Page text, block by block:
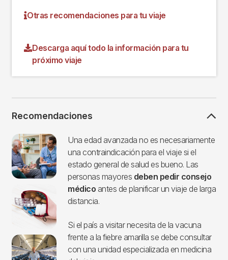
Otras recomendaciones para tu viaje
Descarga aquí todo la información para tu
próximo viaje
Recomendaciones
Imagen
Una edad avanzada no es necesariamente
una contraindicación para el viaje si el
estado general de salud es bueno. Las
personas mayores deben pedir consejo
médico antes de planificar un viaje de larga
distancia.
Si el país a visitar necesita de la vacuna
frente a la fiebre amarilla se debe consultar
con una unidad especializada en medicina